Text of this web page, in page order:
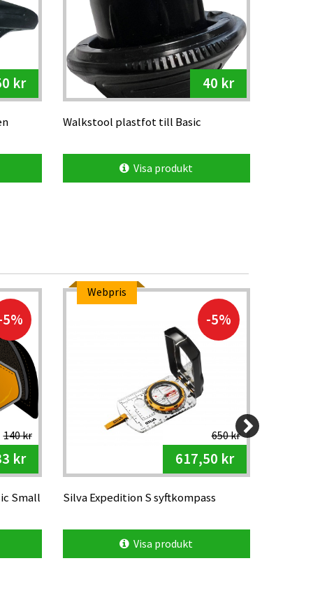
kr 40 kr
Walkstool plastfot till Basic
Visa produkt
140 kr
kr
Small
Webpris
-5%
650 kr
617,50 kr
Silva Expedition S syftkompass
Visa produkt